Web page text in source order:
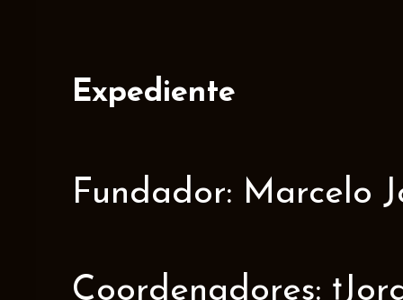
Expediente
Fundador: Marcelo
Coordenadores: